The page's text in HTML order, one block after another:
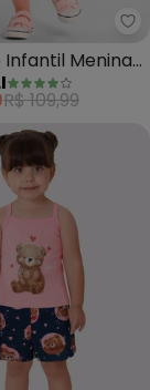
Infantil Menina
Menina
R$ 109,99